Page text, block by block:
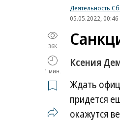
Деятельность
05.05.2022, 00:46
36K
1 мин.
Ксения
Ждать
придется
окажутся